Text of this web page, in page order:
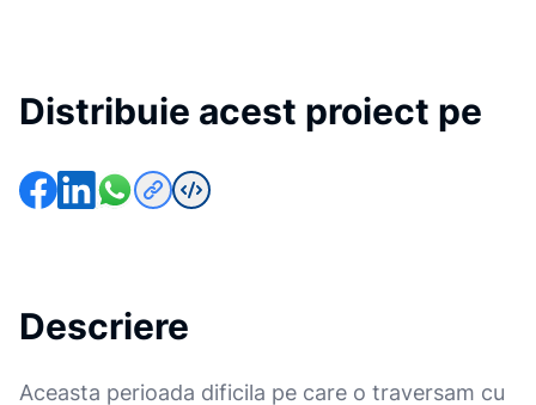
Distribuie acest proiect pe
Descriere
Aceasta perioada dificila pe care o traversam cu